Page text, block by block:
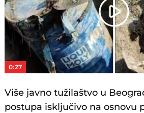
Play
0:27
Više javno tužilaštvo u
postupa isključivo na osnovu